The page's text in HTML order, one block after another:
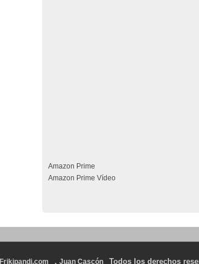
Amazon Prime
Amazon Prime Vídeo
Frikipandi.com . Juan Cascón Todos los derechos